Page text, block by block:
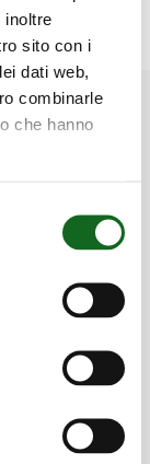
inoltre
sito con i
dati web,
combinarle
che hanno